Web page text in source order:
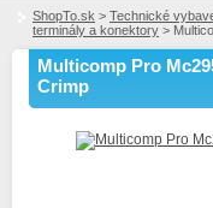
ShopTo.sk > Technické
terminály a konektory >
Multicomp Pro
Crimp